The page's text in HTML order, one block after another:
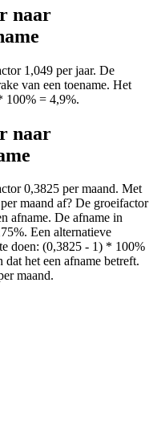
naar
1,049 per jaar. De
van een toename. Het
100% = 4,9%.
naar
0,3825 per maand. Met
maand af? De groeifactor
afname. De afname in
Een alternatieve
doen: (0,3825 - 1) * 100%
het een afname betreft.
maand.